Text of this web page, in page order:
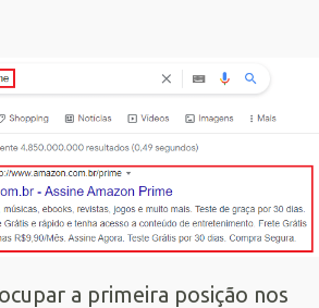
a primeira posição nos